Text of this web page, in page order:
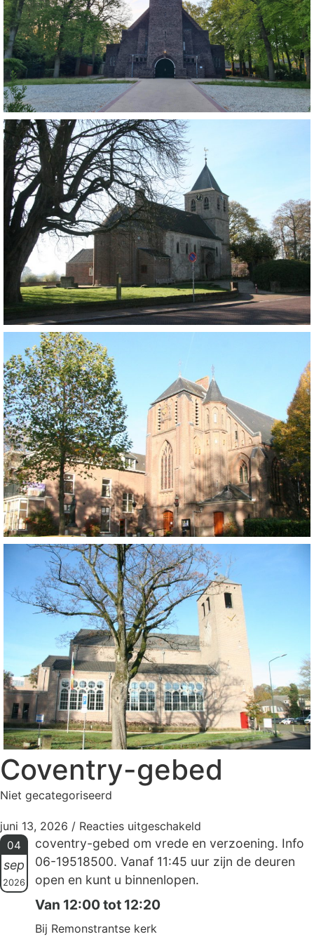
Coventry-gebed
Niet gecategoriseerd
juni 13, 2026 / Reacties uitgeschakeld
04
sep
2026
coventry-gebed om vrede en verzoening. Info
06-19518500. Vanaf 11:45 uur zijn de deuren
open en kunt u binnenlopen.
Van 12:00 tot 12:20
Bij Remonstrantse kerk